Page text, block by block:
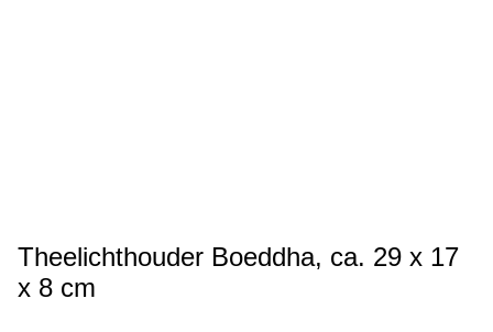
Theelichthouder Boeddha, ca. 29 x 17
x 8 cm